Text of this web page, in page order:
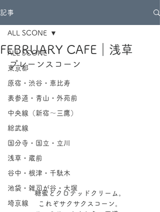
記事
ALL SCONE
東京都
原宿・渋谷・恵比寿
表参道・青山・外苑前
中央線（新宿～三鷹）
総武線
国分寺・国立・立川
浅草・蔵前
谷中・根津・千駄木
池袋・雑司が谷・大塚
埼京線
ALL SCONE
FEBRUARY CAFE｜浅草
プレーンスコーン
糖蜜とクロテッドクリーム。
これぞサクサクスコーン。